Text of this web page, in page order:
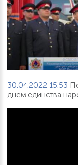
30.04.2022 15:53
днём единства